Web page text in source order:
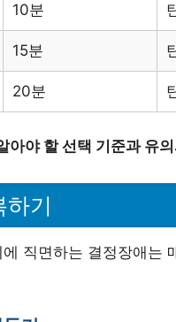
10분
15분
20분
아야 할 선택 기준과 유
하기
직면하는 결정장애는